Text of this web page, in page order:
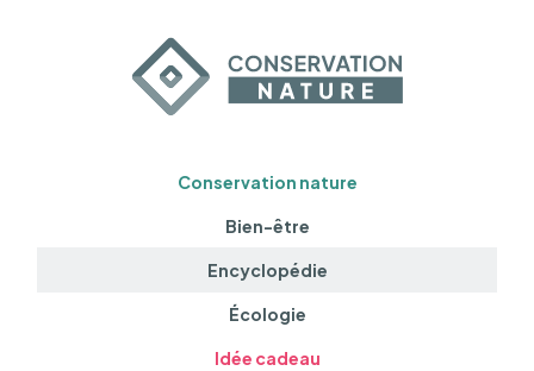
Conservation nature
Bien-être
Encyclopédie
Écologie
Idée cadeau